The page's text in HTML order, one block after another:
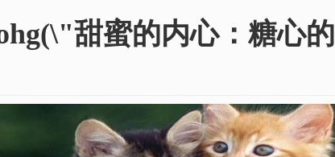
甜蜜的内心：糖心